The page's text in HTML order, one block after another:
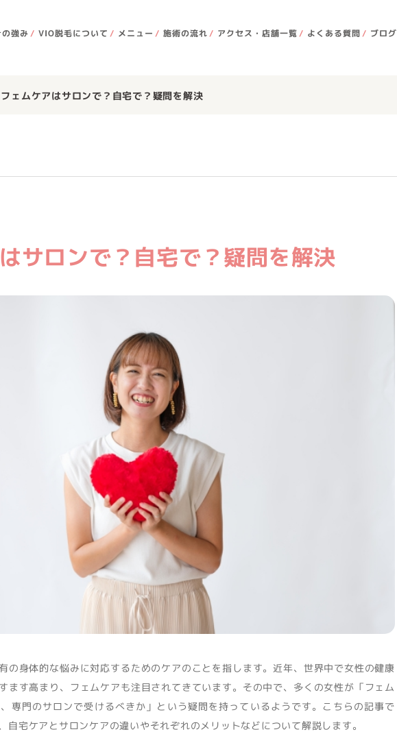
強み VIO脱毛について メニュー 施術の流れ アクセス・店舗一覧 よくある質問 ブログ
フェムケアはサロンで？自宅で？疑問を解決
サロンで？自宅で？疑問を解決
の身体的な悩みに対応するためのケアのことを指します。近年、世界中で女性の健康
ます高まり、フェムケアも注目されてきています。その中で、多くの女性が「フェム
専門のサロンで受けるべきか」という疑問を持っているようです。こちらの記事で
自宅ケアとサロンケアの違いやそれぞれのメリットなどについて解説します。